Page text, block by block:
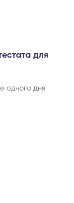
для
одного дня